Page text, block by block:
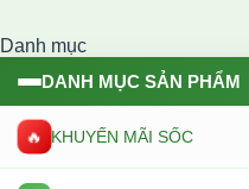
Danh mục
DANH MỤC SẢN PHẨM
🔥 KHUYẾN MÃI SỐC